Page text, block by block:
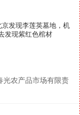
发现李莲英墓地，机
发现紫红色棺材
光农产品市场有限责